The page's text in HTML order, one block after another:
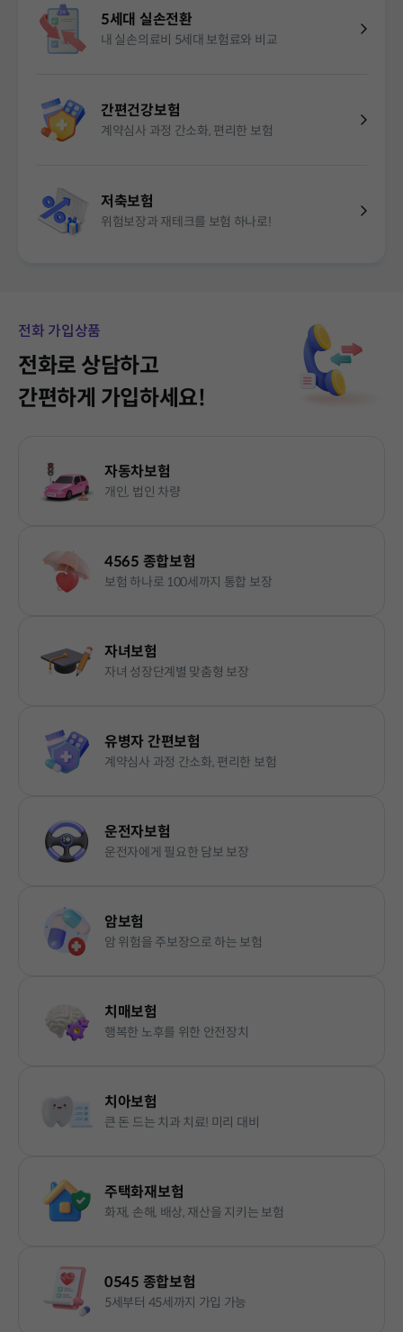
5세대 실손전환
내 실손의료비 5세대 보험료와 비교
간편건강보험
계약심사 과정 간소화, 편리한 보험
저축보험
위험보장과 재테크를 보험 하나로!
전화 가입상품
전화로 상담하고
간편하게 가입하세요!
자동차보험
개인, 법인 차량
4565 종합보험
보험 하나로 100세까지 통합 보장
자녀보험
자녀 성장단계별 맞춤형 보장
유병자 간편보험
계약심사 과정 간소화, 편리한 보험
운전자보험
운전자에게 필요한 담보 보장
암보험
암 위험을 주보장으로 하는 보험
치매보험
행복한 노후를 위한 안전장치
치아보험
큰 돈 드는 치과 치료! 미리 대비
주택화재보험
화재, 손해, 배상, 재산을 지키는 보험
0545 종합보험
5세부터 45세까지 가입 가능